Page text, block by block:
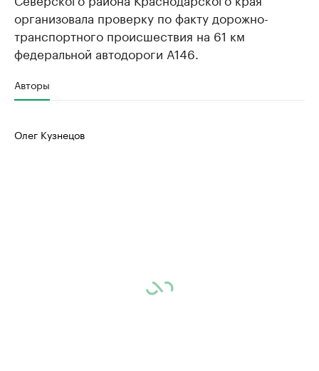
организовала проверку по факту дорожно-
транспортного происшествия на 61 км
федеральной автодороги А146.
Авторы
Олег Кузнецов